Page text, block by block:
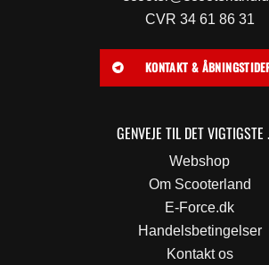
CVR 34 61 86 31
KONTAKT &
GENVEJE TIL DET VIGTIGSTE
Webshop
Om Scooterland
E-Force.dk
Handelsbetingelser
Kontakt os